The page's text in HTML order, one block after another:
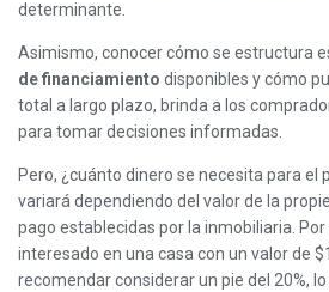
determinante.
Asimismo, conocer cómo se estructura
de financiamiento disponibles y cómo
total a largo plazo, brinda a los
para tomar decisiones informadas.
Pero, ¿cuánto dinero se necesita para el
variará dependiendo del valor de la
pago establecidas por la inmobiliaria.
interesado en una casa con un valor de
recomendar considerar un pie del 20%,